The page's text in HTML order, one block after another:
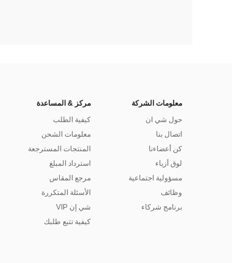
معلومات الشركة
حول شي ان
اتصال بنا
كن أعضاءنا
لوق أزياء
مسؤولية اجتماعية
وظائف
برنامج شركاء
مركز & المساعدة
كيفية الطلب
معلومات الشحن
المنتجات المسترجعة
استرداد المبلغ
مرجع المقاس
الأسئلة المتكررة
شي إن VIP
كيفية تتبع طلبك